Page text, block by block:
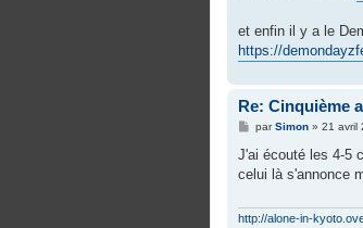
et enfin il y a le
https://
Re: Cinquième
M
s
a
parSimon» 21 avril
J'ai écouté les 4-5
celui là s'annonce
http://alone-in-